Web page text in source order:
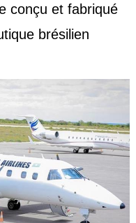
conçu et fabriqué
brésilien